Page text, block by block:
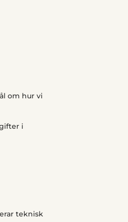
om hur vi
i
teknisk